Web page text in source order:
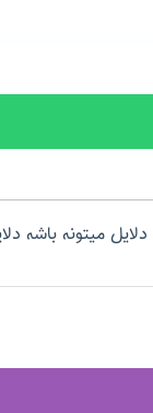
میتونه باشه